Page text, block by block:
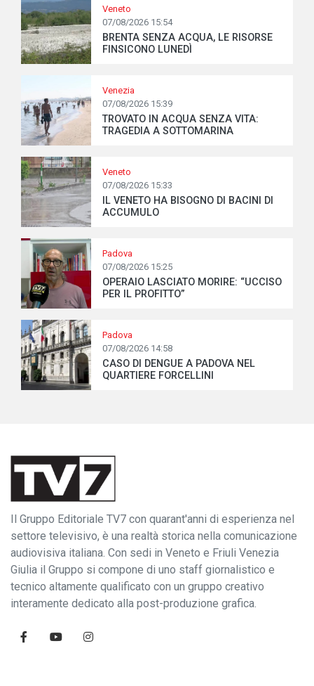
Veneto
07/08/2026 15:54
BRENTA SENZA ACQUA, LE RISORSE
FINSICONO LUNEDÌ
Venezia
07/08/2026 15:39
TROVATO IN ACQUA SENZA VITA:
TRAGEDIA A SOTTOMARINA
Veneto
07/08/2026 15:33
IL VENETO HA BISOGNO DI BACINI DI
ACCUMULO
Padova
07/08/2026 15:25
OPERAIO LASCIATO MORIRE: “UCCISO
PER IL PROFITTO”
Padova
07/08/2026 14:58
CASO DI DENGUE A PADOVA NEL
QUARTIERE FORCELLINI
Il Gruppo Editoriale TV7 con quarant'anni di esperienza nel
settore televisivo, è una realtà storica nella comunicazione
audiovisiva italiana. Con sedi in Veneto e Friuli Venezia
Giulia il Gruppo si compone di uno staff giornalistico e
tecnico altamente qualificato con un gruppo creativo
interamente dedicato alla post-produzione grafica.